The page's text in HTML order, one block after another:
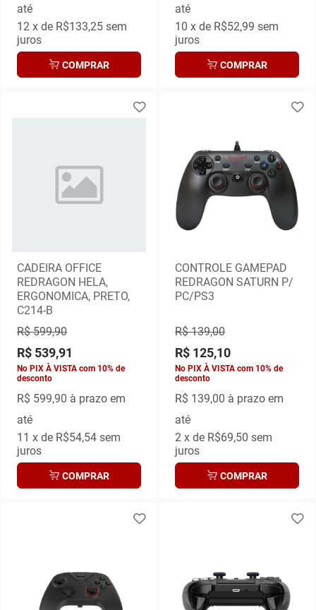
até
12 x de R$133,25sem
juros
COMPRAR
até
10 x de R$52,99 sem
juros
COMPRAR
CADEIRA OFFICE
REDRAGON HELA,
ERGONOMICA, PRETO,
C214-B
R$ 599,90
R$ 539,91
No PIX À VISTA com 10% de
desconto
R$ 599,90 à prazo em
até
11 x de R$54,54sem
juros
COMPRAR
CONTROLE GAMEPAD
REDRAGON SATURN P/
PC/PS3
R$ 139,00
R$ 125,10
No PIX À VISTA com 10% de
desconto
R$ 139,00 à prazo em
até
2x de R$69,50 sem
juros
COMPRAR